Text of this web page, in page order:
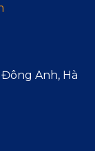
Anh, Hà